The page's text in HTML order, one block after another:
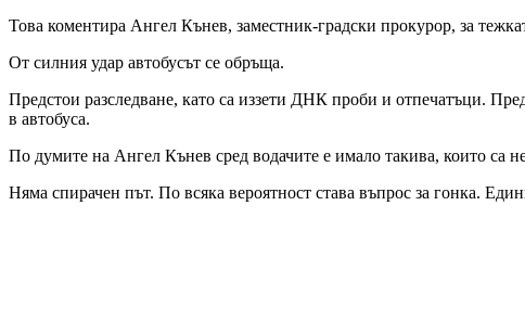
Това коментира Ангел Кънев, заместник-градски прокурор, за
От силния удар автобусът се обръща.
Предстои разследване, като са иззети ДНК проби и отпечатъци.
в автобуса.
По думите на Ангел Кънев сред водачите е имало такива, които са
Няма спирачен път. По всяка вероятност става въпрос за гонка.